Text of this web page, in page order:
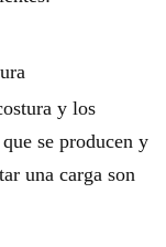
y los
se producen y
una carga son